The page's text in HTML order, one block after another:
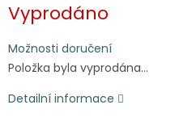
cena:
Vyprodáno
Možnosti doručení
Položka byla vyprodána…
Detailní informace